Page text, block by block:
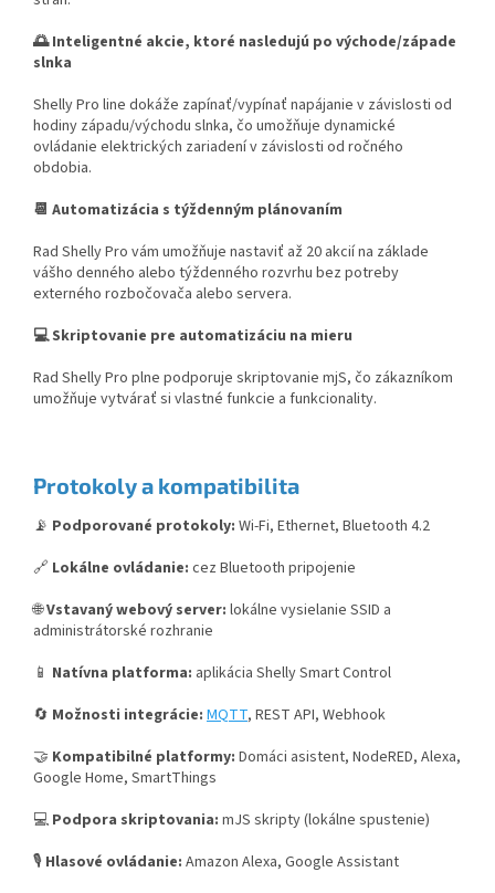
🌅 Inteligentné akcie, ktoré nasledujú po východe/západe
slnka
Shelly Pro line dokáže zapínať/vypínať napájanie v závislosti od
hodiny západu/východu slnka, čo umožňuje dynamické
ovládanie elektrických zariadení v závislosti od ročného
obdobia.
📆 Automatizácia s týždenným plánovaním
Rad Shelly Pro vám umožňuje nastaviť až 20 akcií na základe
vášho denného alebo týždenného rozvrhu bez potreby
externého rozbočovača alebo servera.
💻 Skriptovanie pre automatizáciu na mieru
Rad Shelly Pro plne podporuje skriptovanie mjS, čo zákazníkom
umožňuje vytvárať si vlastné funkcie a funkcionality.
Protokoly a kompatibilita
📡 Podporované protokoly: Wi-Fi, Ethernet, Bluetooth 4.2
🔗 Lokálne ovládanie: cez Bluetooth pripojenie
🌐Vstavaný webový server: lokálne vysielanie SSID a
administrátorské rozhranie
📱 Natívna platforma: aplikácia Shelly Smart Control
🔄 Možnosti integrácie: MQTT, REST API, Webhook
🤝 Kompatibilné platformy: Domáci asistent, NodeRED, Alexa,
Google Home, SmartThings
💻 Podpora skriptovania: mJS skripty (lokálne spustenie)
🎙️ Hlasové ovládanie: Amazon Alexa, Google Assistant